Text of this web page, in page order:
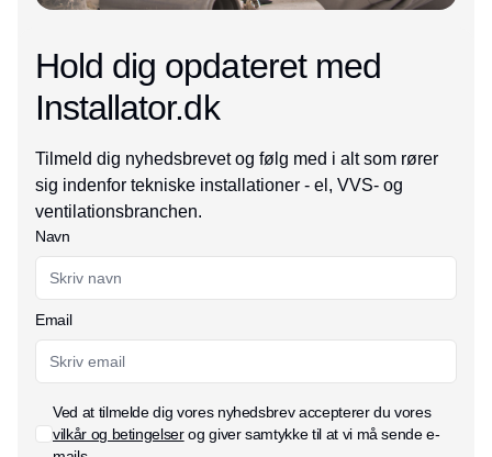
Hold dig opdateret med
Installator.dk
Tilmeld dig nyhedsbrevet og følg med i alt som rører
sig indenfor tekniske installationer - el, VVS- og
ventilationsbranchen.
Navn
Email
Ved at tilmelde dig vores nyhedsbrev accepterer du vores
vilkår og betingelserog giver samtykke til at vi må sende e-